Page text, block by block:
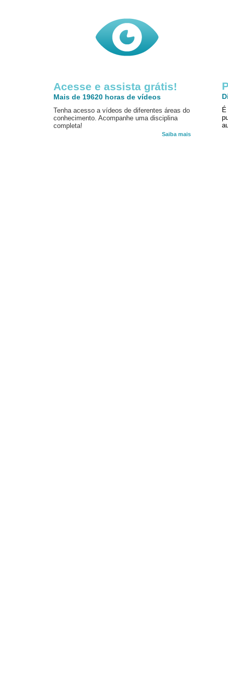
Acesse e assista grátis!
Mais de 19620 horas de vídeos
Tenha acesso a vídeos de diferentes áreas do
conhecimento. Acompanhe uma disciplina
completa!
Saiba mais